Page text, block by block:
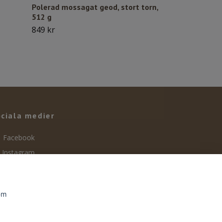
Polerad mossagat geod, stort torn,
512 g
849 kr
medier
Facebook
Instagram